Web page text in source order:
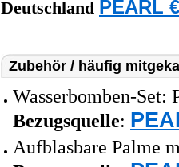
Deutschland PEARL
Zubehör / häufig
Wasserbomben-
Bezugsquelle:
Aufblasbare Palme